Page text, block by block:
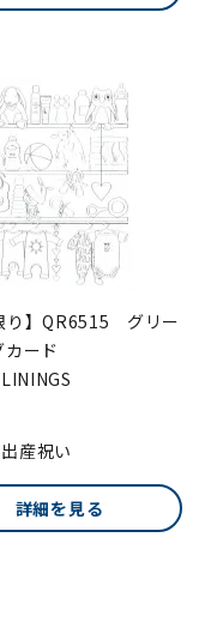
り】QR6515 グリー
カード
産祝い
詳細を見る